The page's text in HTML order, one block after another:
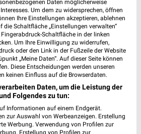
km 10,4 km
Monats-Menü August 2026
Gültig bis Mo. 31.08.
METRO
Daten möglicherweise
Um dem zu widersprechen, öffnen
Ihre Einstellungen akzeptieren, ablehnen
die Schaltfläche „Einstellungen verwalten“
Schaltfläche in der linken
Um Ihre Einwilligung zu widerrufen,
oder den Link in der Fußzeile der Website
„Meine Daten“. Auf dieser Seite können
Diese Entscheidungen werden unseren
keinen Einfluss auf die Browserdaten.
Daten, um die Leistung der
Folgendes zu tun:
Informationen auf einem Endgerät.
zur Auswahl von Werbeanzeigen. Erstellung
Werbung. Verwendung von Profilen zur
Erstellung von Profilen zur